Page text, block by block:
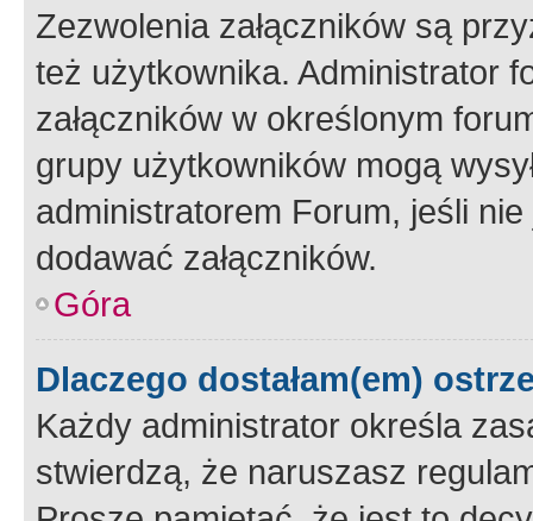
Zezwolenia załączników są
też użytkownika. Administrator
załączników w określonym
grupy użytkowników mogą
administratorem Forum, jeśli
dodawać załączników.
Góra
Dlaczego dostałam(em)
Każdy administrator określa
stwierdzą, że naruszasz